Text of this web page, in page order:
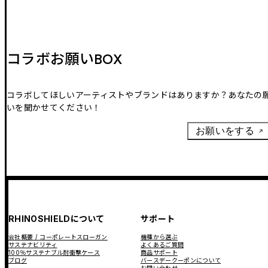
コラボお願いBOX
コラボしてほしいアーティストやブランドはありますか？あなたの
いを聞かせてください！
お願いをする
RHINOSHIELDについて
会社概要 / コーポレートスローガン
サステナビリティ
100％サステナブル耐衝撃ケース
ブログ
サポート
機種から選ぶ
よくあるご質問
商品サポート
バースデークーポンについて